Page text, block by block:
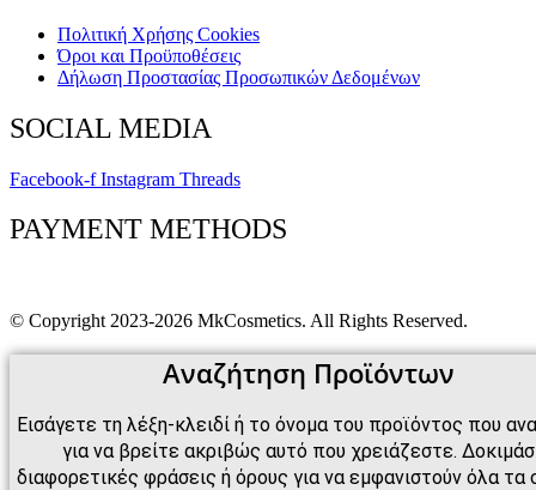
Πολιτική Xρήσης Cookies
Όροι και Προϋποθέσεις
Δήλωση Προστασίας Προσωπικών Δεδομένων
SOCIAL MEDIA
Facebook-f Instagram Threads
PAYMENT METHODS
© Copyright 2023-2026 MkCosmetics. All Rights Reserved.
Αναζήτηση Προϊόντων
Εισάγετε τη λέξη-κλειδί ή το όνομα του προϊόντος που
για να βρείτε ακριβώς αυτό που χρειάζεστε.
διαφορετικές φράσεις ή όρους για να εμφανιστούν όλα τα